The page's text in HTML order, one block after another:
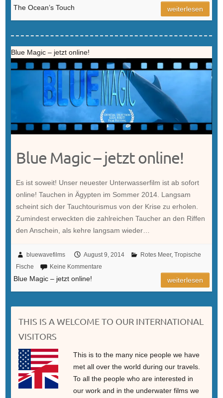
The Ocean’s Touch weiterlesen
Blue Magic – jetzt online!
Blue Magic – jetzt online!
Es ist soweit! Unser neuester Unterwasserfilm ist ab sofort
online! Tauchen in Ägypten im Sommer 2014. Langsam
scheint sich der Tauchtourismus von der Krise zu erholen.
Zumindest erweckten die zahlreichen Taucher an den Riffen
den Anschein, als kehre langsam wieder…
bluewavefilms August 9, 2014 Rotes Meer, Tropische
Fische
Keine Kommentare
Blue Magic – jetzt online! weiterlesen
THIS IS A WELCOME TO OUR INTERNATIONAL
VISITORS
This is to the many nice people we have
met all over the world during our travels.
To all the people who are interested in
our work and in the underwater films we